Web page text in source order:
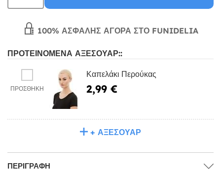
100% ΑΣΦΑΛΉΣ ΑΓΟΡΆ ΣΤΟ FUNIDELIA
ΠΡΟΤΕΙΝΌΜΕΝΑ ΑΞΕΣΟΥΆΡ::
ΠΡΟΣΘΉΚΗ
Καπελάκι Περούκας
2,99 €
+ ΑΞΕΣΟΥΆΡ
ΠΕΡΙΓΡΑΦΉ